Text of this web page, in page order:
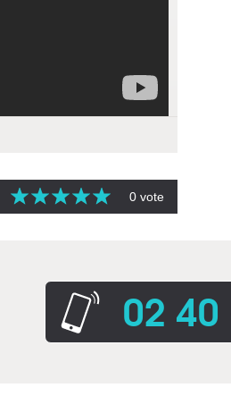
0 vote
02